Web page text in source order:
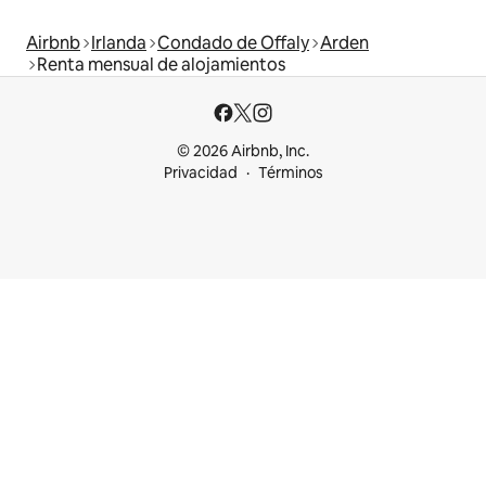
Airbnb Irlanda Condado de Offaly Arden
Renta mensual de alojamientos
© 2026 Airbnb, Inc.
Privacidad
Términos